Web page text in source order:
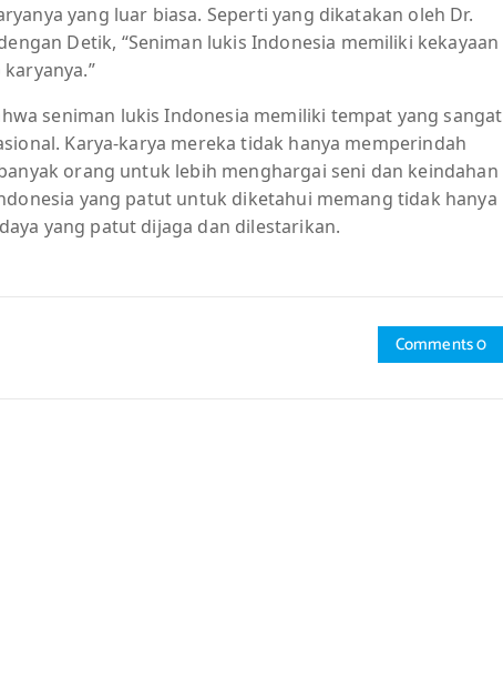
yang luar biasa. Seperti yang dikatakan oleh Dr.
Detik, “Seniman lukis Indonesia memiliki kekayaan
seniman lukis Indonesia memiliki tempat yang sangat
Karya-karya mereka tidak hanya memperindah
orang untuk lebih menghargai seni dan keindahan
yang patut untuk diketahui memang tidak hanya
yang patut dijaga dan dilestarikan.
Comments 0